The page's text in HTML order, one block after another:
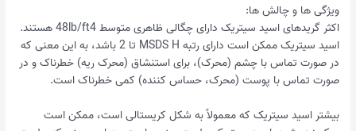
ویژگی ها و چالش ها:
اکثر گریدهای اسید سیتریک دارای چگالی ظاهری متوسط ​​48lb/ft4 هستند.
اسید سیتریک ممکن است دارای رتبه MSDS H تا 2 باشد، به این معنی که
در صورت تماس با چشم (محرک)، برای استنشاق (محرک ریه) خطرناک و در
صورت تماس با پوست (محرک، حساس کننده) کمی خطرناک است.
بیشتر اسید سیتریک که معمولاً به شکل کریستالی است، ممکن است